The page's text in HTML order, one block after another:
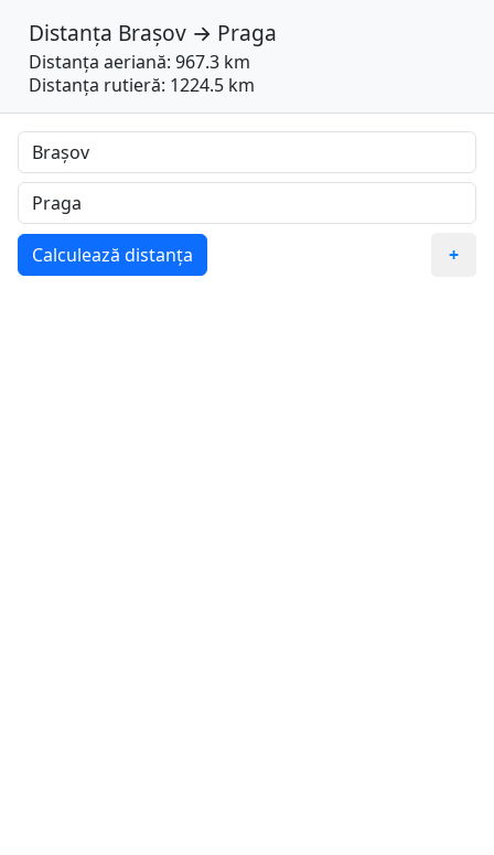
Distanța Brașov → Praga
Distanța aeriană: 967.3 km
Distanța rutieră: 1224.5 km
Calculează distanța +